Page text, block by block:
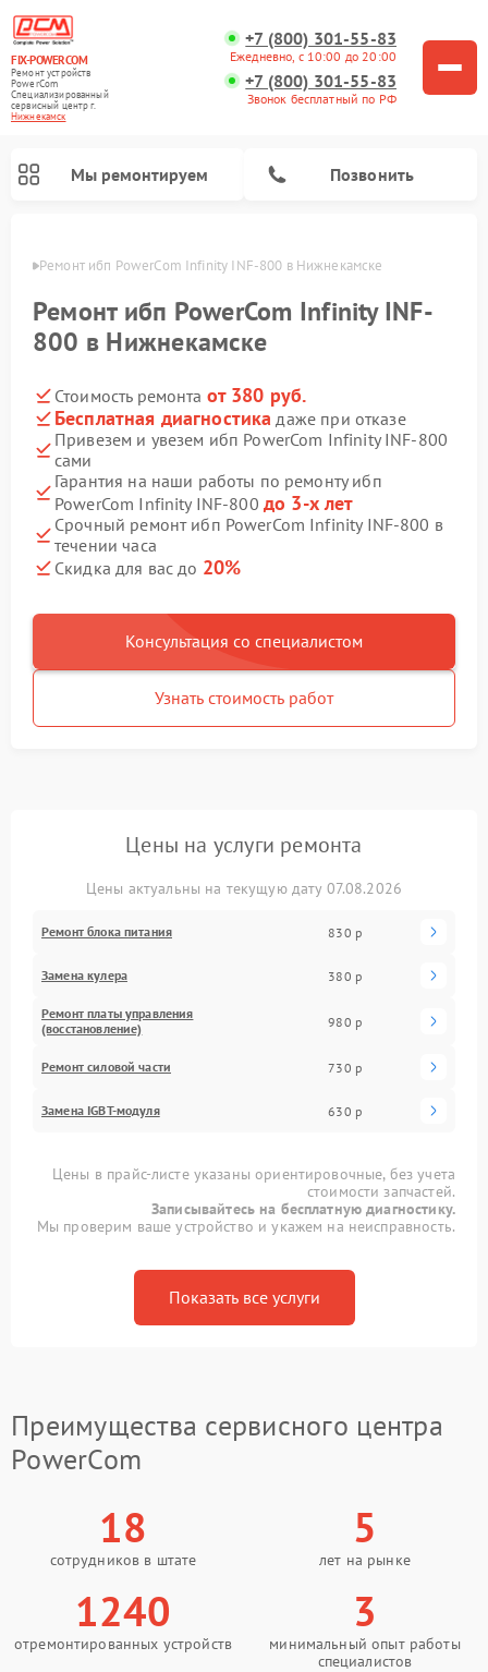
FIX-POWERCOM
Ремонт устройств
PowerCom
Специализированный
cервисный центр г.
Нижнекамск
+7 (800) 301-55-83
Ежедневно, с 10:00 до 20:00
+7 (800) 301-55-83
Звонок бесплатный по РФ
Мы ремонтируем Позвонить
Ремонт ибп PowerCom Infinity INF-800 в Нижнекамске
Ремонт ибп PowerCom Infinity INF-
800 в Нижнекамске
Стоимость ремонта от 380 руб.
Бесплатная диагностика даже при отказе
Привезем и увезем ибп PowerCom Infinity INF-800
сами
Гарантия на наши работы по ремонту ибп
PowerCom Infinity INF-800 до 3-х лет
Срочный ремонт ибп PowerCom Infinity INF-800 в
течении часа
Скидка для вас до 20%
Консультация со специалистом
Узнать стоимость работ
Цены на услуги ремонта
Цены актуальны на текущую дату 07.08.2026
Ремонт блока питания 830 р
Замена кулера 380 р
Ремонт платы управления
(восстановление)
980 р
Ремонт силовой части 730 р
Замена IGBT-модуля 630 р
Цены в прайс-листе указаны ориентировочные, без учета
стоимости запчастей.
Записывайтесь на бесплатную диагностику.
Мы проверим ваше устройство и укажем на неисправность.
Показать все услуги
Преимущества сервисного центра
PowerCom
18
сотрудников в штате
5
лет на рынке
1240
отремонтированных устройств
3
минимальный опыт работы
специалистов